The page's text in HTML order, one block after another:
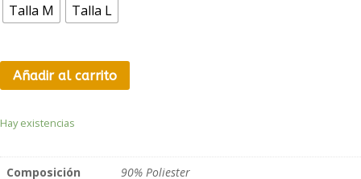
Talla M Talla L
Añadir al carrito
Hay existencias
Composición
90% Poliester